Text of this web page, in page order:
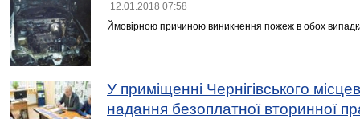
12.01.2018 07:58
Ймовірною причиною виникнення пожеж в обох
У приміщенні Чернігівського
надання безоплатної вторинної